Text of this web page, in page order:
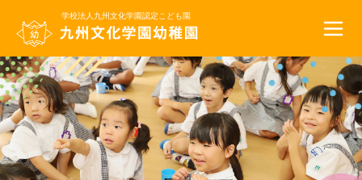
学校法人九州文化学園認定こども園